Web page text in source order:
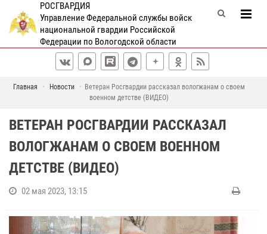
РОСГВАРДИЯ
Управление Федеральной службы войск
национальной гвардии Российской
Федерации по Вологодской области
Главная Новости
Ветеран Росгвардии рассказал вологжанам о своем
военном детстве (ВИДЕО)
ВЕТЕРАН РОСГВАРДИИ РАССКАЗАЛ
ВОЛОГЖАНАМ О СВОЕМ ВОЕННОМ
ДЕТСТВЕ (ВИДЕО)
02 мая 2023, 13:15